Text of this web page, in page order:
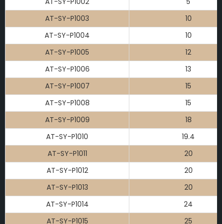
AT-SY-P1003
10
AT-SY-P1004
10
AT-SY-P1005
12
AT-SY-P1006
13
AT-SY-P1007
15
AT-SY-P1008
15
AT-SY-P1009
18
AT-SY-P1010
19.4
AT-SY-P1011
20
AT-SY-P1012
20
AT-SY-P1013
20
AT-SY-P1014
24
AT-SY-P1015
25